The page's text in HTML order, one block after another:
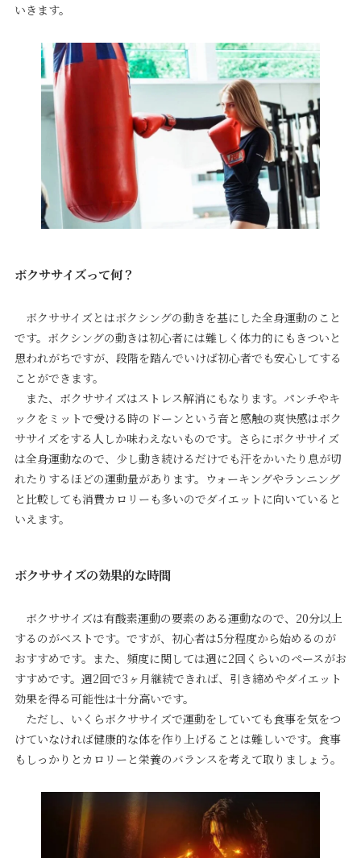
いきます。
ボクササイズって何？
ボクササイズとはボクシングの動きを基にした全身運動のこと
です。ボクシングの動きは初心者には難しく体力的にもきついと
思われがちですが、段階を踏んでいけば初心者でも安心してする
ことができます。
また、ボクササイズはストレス解消にもなります。パンチやキ
ックをミットで受ける時のドーンという音と感触の爽快感はボク
ササイズをする人しか味わえないものです。さらにボクササイズ
は全身運動なので、少し動き続けるだけでも汗をかいたり息が切
れたりするほどの運動量があります。ウォーキングやランニング
と比較しても消費カロリーも多いのでダイエットに向いていると
いえます。
ボクササイズの効果的な時間
ボクササイズは有酸素運動の要素のある運動なので、20分以上
するのがベストです。ですが、初心者は5分程度から始めるのが
おすすめです。また、頻度に関しては週に2回くらいのペースがお
すすめです。週2回で3ヶ月継続できれば、引き締めやダイエット
効果を得る可能性は十分高いです。
ただし、いくらボクササイズで運動をしていても食事を気をつ
けていなければ健康的な体を作り上げることは難しいです。食事
もしっかりとカロリーと栄養のバランスを考えて取りましょう。